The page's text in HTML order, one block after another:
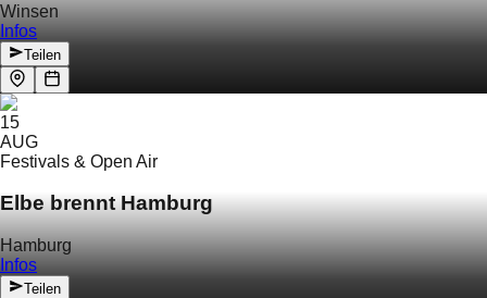
Winsen
Infos
Teilen
15
AUG
Festivals & Open Air
Elbe brennt Hamburg
Hamburg
Infos
Teilen